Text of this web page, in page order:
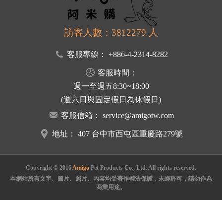
訪客人數：3812279 人
客服專線： +886-4-2314-8282
客服時間：
週一至週五8:30~18:00
(週六日與固定假日為休假日)
客服信箱：
service@amigotw.com
地址： 407 台中市西屯區重慶路279號
Copyright © 2016 Amigo Pet Products Co., Ltd. All rights reserved.
本網站所有文字、圖片、照片、內容均受著作權法保護，未經許可，請勿作為
商業用途。